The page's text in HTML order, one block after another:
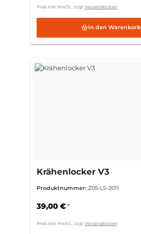
Preis inkl. MwSt., zzgl. Versandkosten
In den Warenkorb
Krähenlocker V3
Produktnummer: Z05-LS-2011
39,00 € *
Preis inkl. MwSt., zzgl. Versandkosten